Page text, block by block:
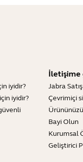
iyidir?
iyidir?
İletişime
Jabra
Çevrimiçi
Bayi Olun
Kurumsal
Geliştirici